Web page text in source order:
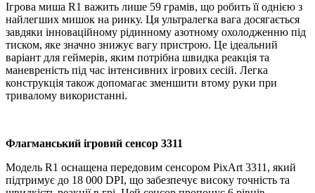
Ігрова миша R1 важить лише 59 грамів, що робить її однією з
найлегших мишок на ринку. Ця ультралегка вага досягається
завдяки інноваційному рідинному азотному охолодженню під
тиском, яке значно знижує вагу пристрою. Це ідеальний
варіант для геймерів, яким потрібна швидка реакція та
маневреність під час інтенсивних ігрових сесій. Легка
конструкція також допомагає зменшити втому руки при
тривалому використанні.
Флагманський ігровий сенсор 3311
Модель R1 оснащена передовим сенсором PixArt 3311, який
підтримує до 18 000 DPI, що забезпечує високу точність та